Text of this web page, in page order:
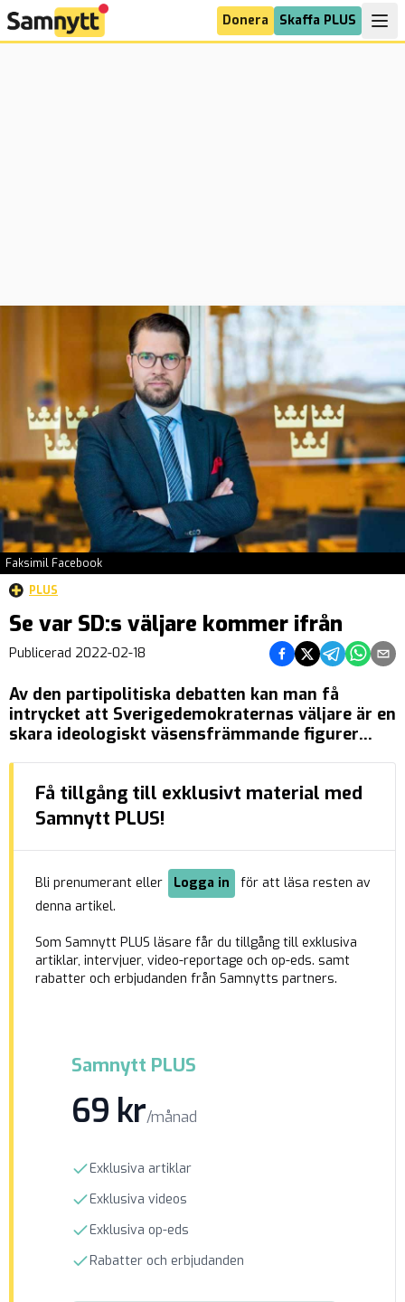
Donera Skaffa PLUS
Faksimil Facebook
PLUS
Se var SD:s väljare kommer ifrån
Publicerad 2022-02-18 Dela på Facebook
Dela på Twitter
Dela på
Dela
Av den partipolitiska debatten kan man få
intrycket att Sverigedemokraternas väljare är en
skara ideologiskt väsensfrämmande figurer
rapport sammanställd av valforskaren Henrik
Ekengren Oscarsson visar att även om partiet
attraherat många förstagångsväljare och
tidigare icke-röstare från sofflocket så består
lejonparten av väljarunderlaget […]
Få tillgång till exklusivt material med
Samnytt PLUS!
Bli prenumerant eller Logga in
för att läsa resten av
denna artikel.
Som Samnytt PLUS läsare får du tillgång till exklusiva
artiklar, intervjuer, video-reportage och op-eds. samt
rabatter och erbjudanden från Samnytts partners.
Samnytt PLUS
69 kr/månad
Exklusiva artiklar
Exklusiva videos
Exklusiva op-eds
Rabatter och erbjudanden